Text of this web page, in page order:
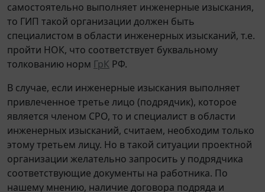
самостоятельно выполняет инженерные изыскания,
то ГИП такой организации должен быть
специалистом в области инженерных изысканий, т.е.
пройти НОК, что соответствует буквальному
толкованию норм ГрК РФ.
В случае, если инженерные изыскания выполняет
привлеченное третье лицо (подрядчик), которое
является членом СРО, то и специалист в области
инженерных изысканий, считаем, необходим только
этому третьем лицу. Но в такой ситуации проектной
организации желательно запросить у подрядчика
соответствующие документы на работника. По
нашему мнению, наличие договора подряда и